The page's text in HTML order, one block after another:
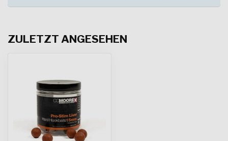
ZULETZT ANGESEHEN